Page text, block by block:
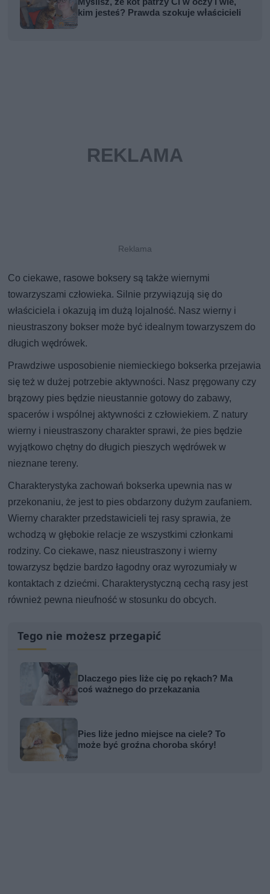
kim jesteś? Prawda szokuje właścicieli
Co ciekawe, rasowe boksery są także wiernymi
towarzyszami człowieka. Silnie przywiązują się do
właściciela i okazują im dużą lojalność. Nasz wierny i
nieustraszony bokser może być idealnym towarzyszem do
długich wędrówek.
Prawdziwe usposobienie niemieckiego bokserka przejawia
się też w dużej potrzebie aktywności. Nasz pręgowany czy
brązowy pies będzie nieustannie gotowy do zabawy,
spacerów i wspólnej aktywności z człowiekiem. Z natury
wierny i nieustraszony charakter sprawi, że pies będzie
wyjątkowo chętny do długich pieszych wędrówek w
nieznane tereny.
Charakterystyka zachowań bokserka upewnia nas w
przekonaniu, że jest to pies obdarzony dużym zaufaniem.
Wierny charakter przedstawicieli tej rasy sprawia, że
wchodzą w głębokie relacje ze wszystkimi członkami
rodziny. Co ciekawe, nasz nieustraszony i wierny
towarzysz będzie bardzo łagodny oraz wyrozumiały w
kontaktach z dziećmi. Charakterystyczną cechą rasy jest
również pewna nieufność w stosunku do obcych.
Tego nie możesz przegapić
Dlaczego pies liże cię po rękach? Ma
coś ważnego do przekazania
Pies liże jedno miejsce na ciele? To
może być groźna choroba skóry!